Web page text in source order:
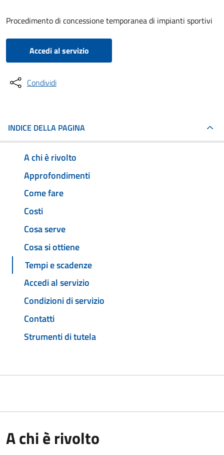
Procedimento di concessione temporanea di impianti sportivi
Accedi al servizio
Condividi
INDICE DELLA PAGINA
A chi è rivolto
Approfondimenti
Come fare
Costi
Cosa serve
Cosa si ottiene
Tempi e scadenze
Accedi al servizio
Condizioni di servizio
Contatti
Strumenti di tutela
A chi è rivolto